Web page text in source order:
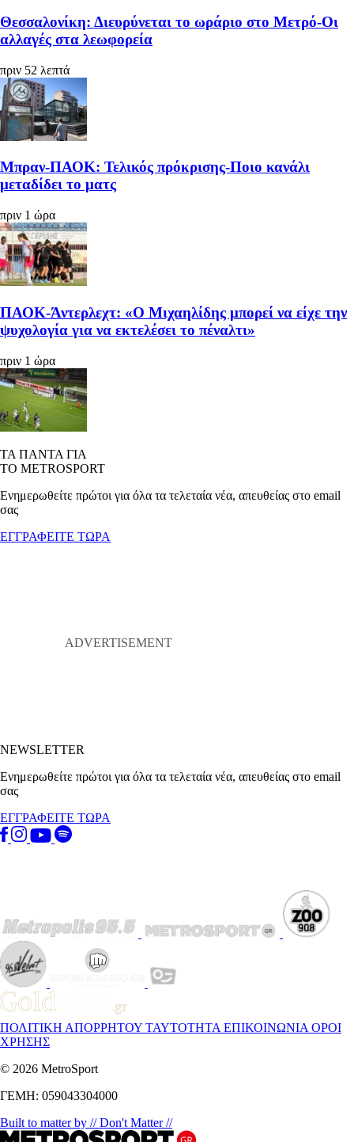
Θεσσαλονίκη: Διευρύνεται το ωράριο στο Μετρό-Οι
αλλαγές στα λεωφορεία
πριν 52 λεπτά
Μπραν-ΠΑΟΚ: Τελικός πρόκρισης-Ποιο κανάλι
μεταδίδει το ματς
πριν 1 ώρα
ΠΑΟΚ-Άντερλεχτ: «Ο Μιχαηλίδης μπορεί να είχε την
ψυχολογία για να εκτελέσει το πέναλτι»
πριν 1 ώρα
ΤΑ ΠΑΝΤΑ ΓΙΑ
ΤΟ METROSPORT
Ενημερωθείτε πρώτοι για όλα τα τελεταία νέα, απευθείας στο email
σας
ΕΓΓΡΑΦΕΙΤΕ ΤΩΡΑ
NEWSLETTER
Ενημερωθείτε πρώτοι για όλα τα τελεταία νέα, απευθείας στο email
σας
ΕΓΓΡΑΦΕΙΤΕ ΤΩΡΑ
ΠΟΛΙΤΙΚΗ ΑΠΟΡΡΗΤΟΥ ΤΑΥΤΟΤΗΤΑ ΕΠΙΚΟΙΝΩΝΙΑ ΟΡΟΙ
ΧΡΗΣΗΣ
© 2026 MetroSport
ΓΕΜΗ: 059043304000
Built to matter by // Don't Matter //